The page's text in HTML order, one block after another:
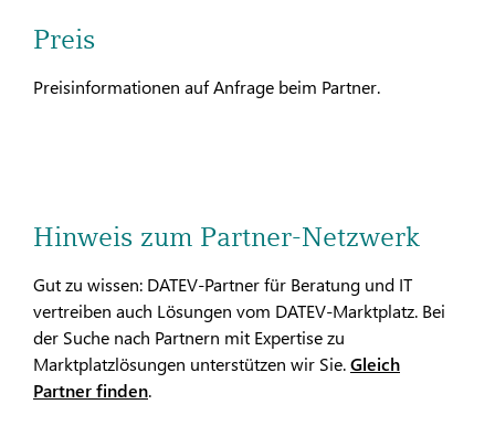
Preis
Preisinformationen auf Anfrage beim Partner.
Hinweis zum Partner-Netzwerk
Gut zu wissen: DATEV-Partner für Beratung und IT
vertreiben auch Lösungen vom DATEV-Marktplatz. Bei
der Suche nach Partnern mit Expertise zu
Marktplatzlösungen unterstützen wir Sie.Gleich
Partner finden.